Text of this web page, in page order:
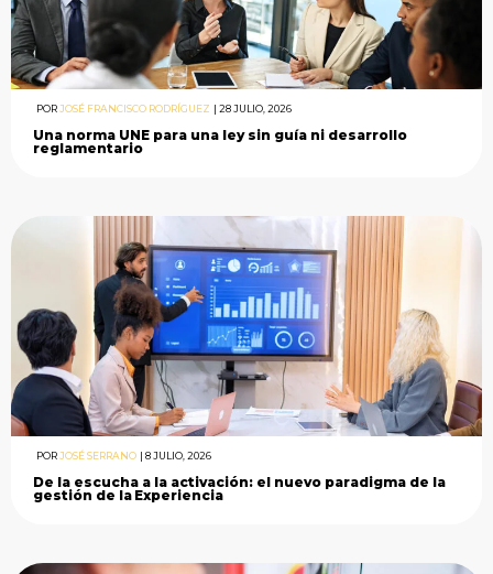
PORJOSÉ FRANCISCO RODRÍGUEZ 28 JULIO, 2026
Una norma UNE para una ley sin guía ni desarrollo
reglamentario
PORJOSÉ SERRANO 8 JULIO, 2026
De la escucha a la activación: el nuevo paradigma de la
gestión de la Experiencia